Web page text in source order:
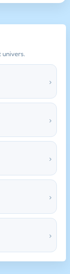
univers.
›
›
›
›
›